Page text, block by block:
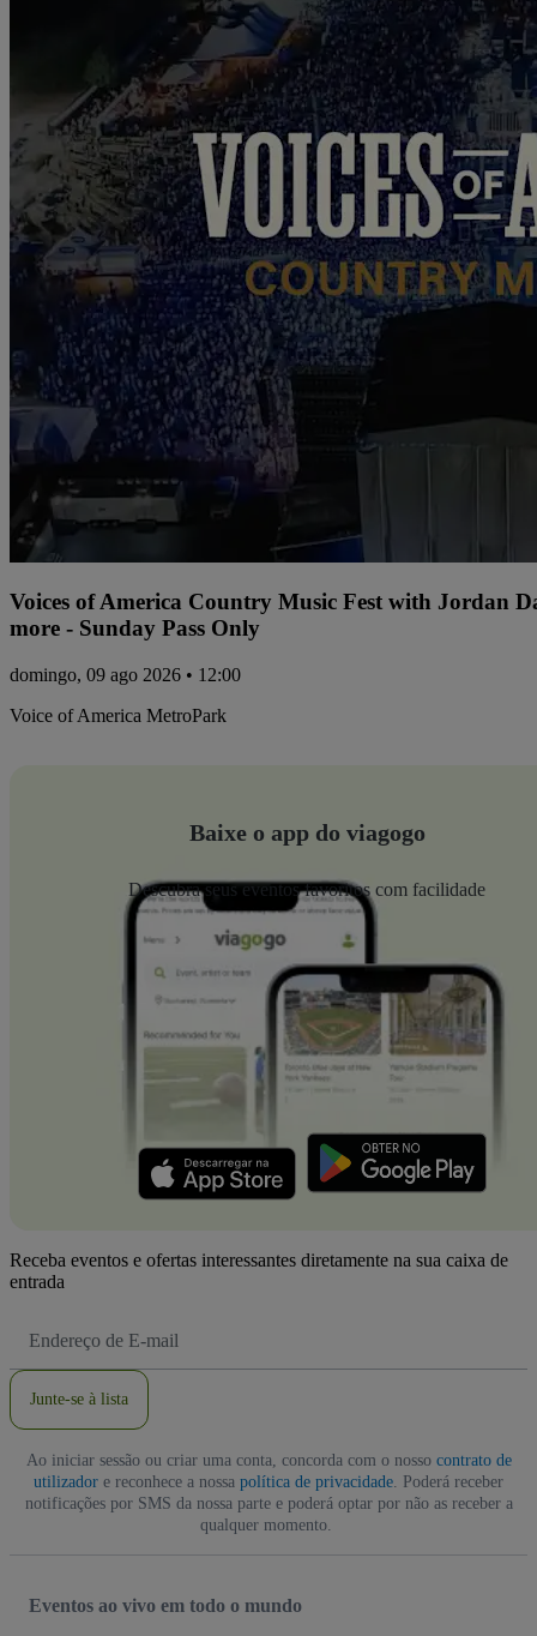
Voices of America Country Music Fest with Jordan
more - Sunday Pass Only
domingo, 09 ago 2026 • 12:00
Voice of America MetroPark
Baixe o app do viagogo
Descubra seus eventos favoritos com facilidade
Receba eventos e ofertas interessantes diretamente na sua caixa de
entrada
de
Junte-se à lista
Ao iniciar sessão ou criar uma conta, concorda com o nosso contrato de
utilizador e reconhece a nossa política de privacidade. Poderá receber
notificações por SMS da nossa parte e poderá optar por não as receber a
qualquer momento.
Eventos ao vivo em todo o mundo